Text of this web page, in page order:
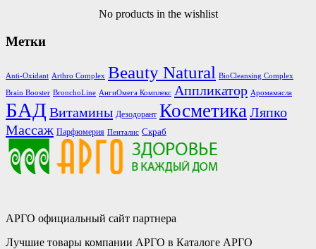
No products in the wishlist
Метки
Anti-Oxidant Arthro Complex Beauty Natural BioCleansing Complex
Brain Booster BronchoLine АнгиОмега Комплекс Аппликатор Аромамасла
БАД Витамины Дезодорант Косметика Ляпко
Массаж Парфюмерия Пенталис Скраб
АРГО официальный сайт партнера
Лучшие товары компании АРГО в Каталоге АРГО